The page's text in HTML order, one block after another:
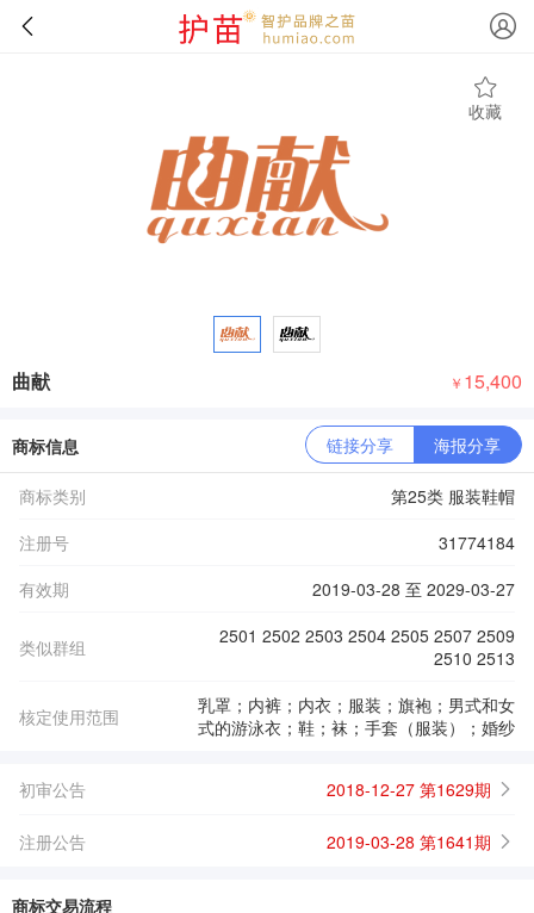
收藏
曲献 ￥ 15,400
商标信息 链接分享 海报分享
商标类别
第25类 服装鞋帽
注册号
31774184
有效期
2019-03-28 至 2029-03-27
类似群组
2501 2502 2503 2504 2505 2507 2509
2510 2513
核定使用范围
乳罩；内裤；内衣；服装；旗袍；男式和女
式的游泳衣；鞋；袜；手套（服装）；婚纱
初审公告 2018-12-27 第1629期
注册公告 2019-03-28 第1641期
商标交易流程